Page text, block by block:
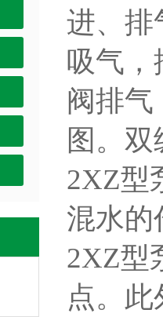
进、排
吸气，
阀排气
图。
2XZ型
混水的
2XZ型
点。